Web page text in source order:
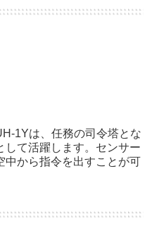
1Yは、任務の司令塔とな
して活躍します。センサー
から指令を出すことが可